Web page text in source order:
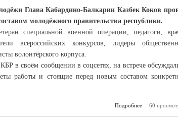
Глава Кабардино-Балкарии Казбек Коков
молодёжного правительства республики.
специальной военной операции, педагоги,
всероссийских конкурсов, лидеры
волонтёрского корпуса.
в своём сообщении в соцсетях, на встрече
работы и стоящие перед новым составом
Подробнее
о Особое
60